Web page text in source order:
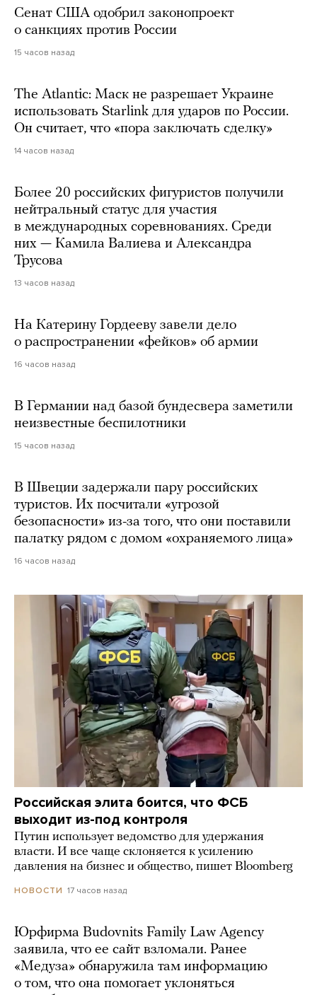
Сенат США одобрил законопроект
о санкциях против России
15 часов назад
The Atlantic: Маск не разрешает Украине
использовать Starlink для ударов по России.
Он считает, что «пора заключать сделку»
14 часов назад
Более 20 российских фигуристов получили
нейтральный статус для участия
в международных соревнованиях. Среди
них — Камила Валиева и Александра
Трусова
13 часов назад
На Катерину Гордееву завели дело
о распространении «фейков» об армии
16 часов назад
В Германии над базой бундесвера заметили
неизвестные беспилотники
15 часов назад
В Швеции задержали пару российских
туристов. Их посчитали «угрозой
безопасности» из-за того, что они поставили
палатку рядом с домом «охраняемого лица»
16 часов назад
Российская элита боится, что ФСБ
выходит из-под контроля
Путин использует ведомство для удержания
власти. И все чаще склоняется к усилению
давления на бизнес и общество, пишет Bloomberg
НОВОСТИ 17 часов назад
Юрфирма Budovnits Family Law Agency
заявила, что ее сайт взломали. Ранее
«Медуза» обнаружила там информацию
о том, что она помогает уклоняться